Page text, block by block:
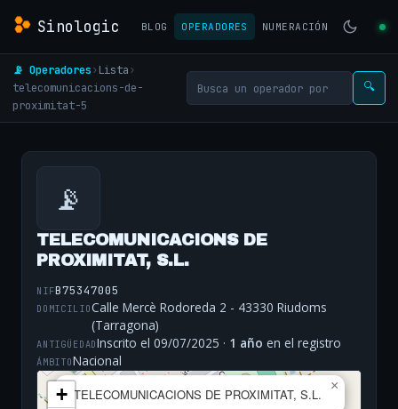
Sinologic BLOG OPERADORES NUMERACIÓN
📡 Operadores› Lista›
telecomunicacions-de-
proximitat-5
🔍
📡
TELECOMUNICACIONS DE
PROXIMITAT, S.L.
NIFB75347005
DOMICILIOCalle Mercè Rodoreda 2 - 43330 Riudoms
(Tarragona)
ANTIGÜEDADInscrito el 09/07/2025 · 1 año en el registro
ÁMBITONacional
TELECOMUNICACIONS DE PROXIMITAT, S.L.
×
+